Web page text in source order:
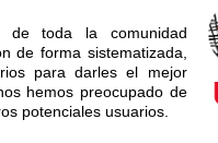
de toda la comunidad
de forma sistematizada,
para darles el mejor
hemos preocupado de
potenciales usuarios.